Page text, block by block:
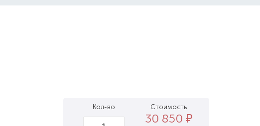
Кол-во Стоимость
30 850 ₽